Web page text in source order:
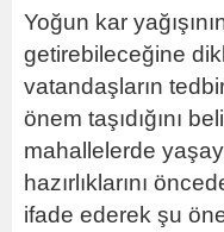
Yoğun kar
getirebileceğine
vatandaşların
önem taşıdığını
mahallelerde
hazırlıklarını
ifade ederek şu